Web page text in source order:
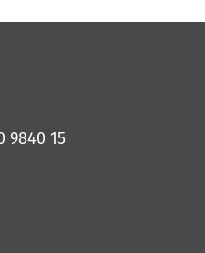
9840 15